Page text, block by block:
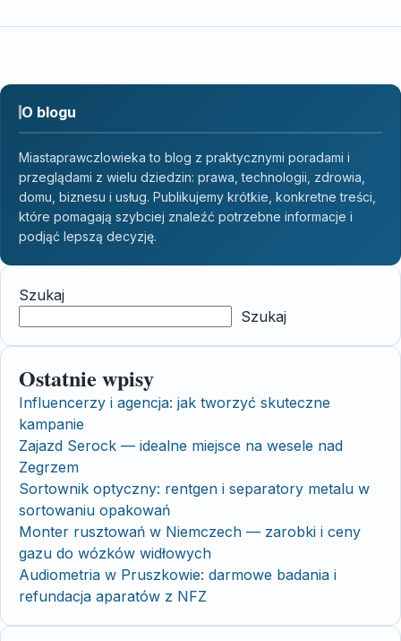
O blogu
Miastaprawczlowieka to blog z praktycznymi poradami i
przeglądami z wielu dziedzin: prawa, technologii, zdrowia,
domu, biznesu i usług. Publikujemy krótkie, konkretne treści,
które pomagają szybciej znaleźć potrzebne informacje i
podjąć lepszą decyzję.
Szukaj
Szukaj
Ostatnie wpisy
Influencerzy i agencja: jak tworzyć skuteczne
kampanie
Zajazd Serock — idealne miejsce na wesele nad
Zegrzem
Sortownik optyczny: rentgen i separatory metalu w
sortowaniu opakowań
Monter rusztowań w Niemczech — zarobki i ceny
gazu do wózków widłowych
Audiometria w Pruszkowie: darmowe badania i
refundacja aparatów z NFZ